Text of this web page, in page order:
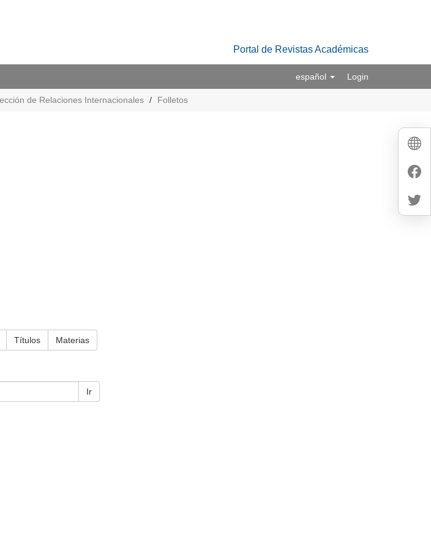
Portal de Revistas Académicas
español Login
de Relaciones Internacionales Folletos
Títulos Materias
Ir